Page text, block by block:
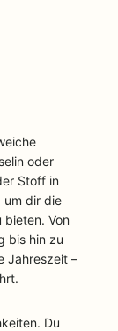
oder
Stoff in
um dir die
bieten. Von
bis hin zu
Jahreszeit –
Du